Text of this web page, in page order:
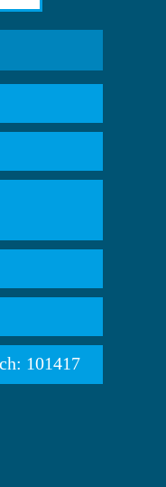
101417